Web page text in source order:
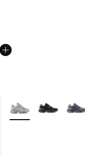
Plus de couleurs